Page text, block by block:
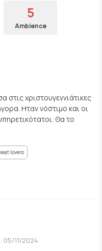
5
Ambience
στις χριστουγεννιάτικες
Ηταν νόστιμο και οι
Θα το
lovers
05/11/2024